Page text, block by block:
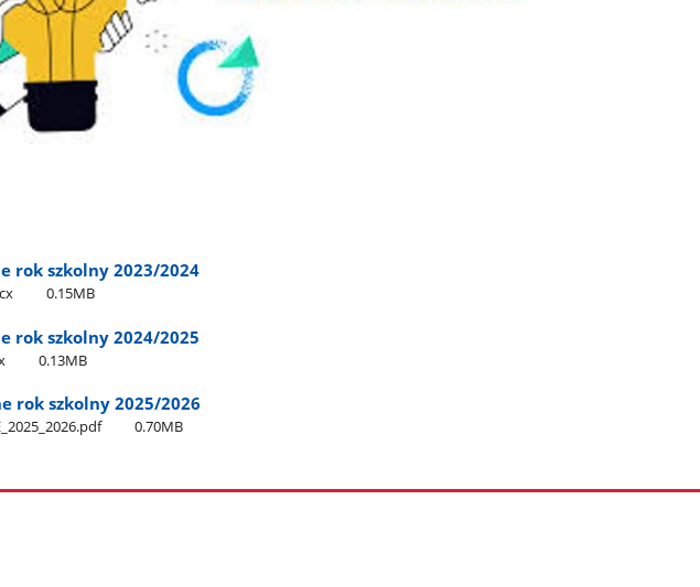
rok szkolny 2023/2024
0.15MB
rok szkolny 2024/2025
0.13MB
rok szkolny 2025/2026
0.70MB